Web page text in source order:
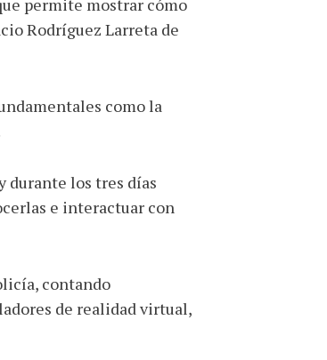
permite mostrar cómo
Rodríguez Larreta de
como la
durante los tres días
e interactuar con
contando
de realidad virtual,